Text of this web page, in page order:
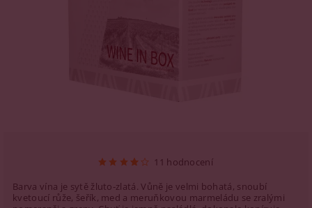
11 hodnocení
Barva vína je sytě žluto-zlatá. Vůně je velmi bohatá, snoubí
kvetoucí růže, šeřík, med a meruňkovou marmeládu se zralými